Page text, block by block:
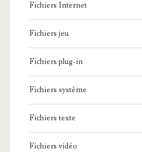
Fichiers Internet
Fichiers jeu
Fichiers plug-in
Fichiers système
Fichiers texte
Fichiers vidéo